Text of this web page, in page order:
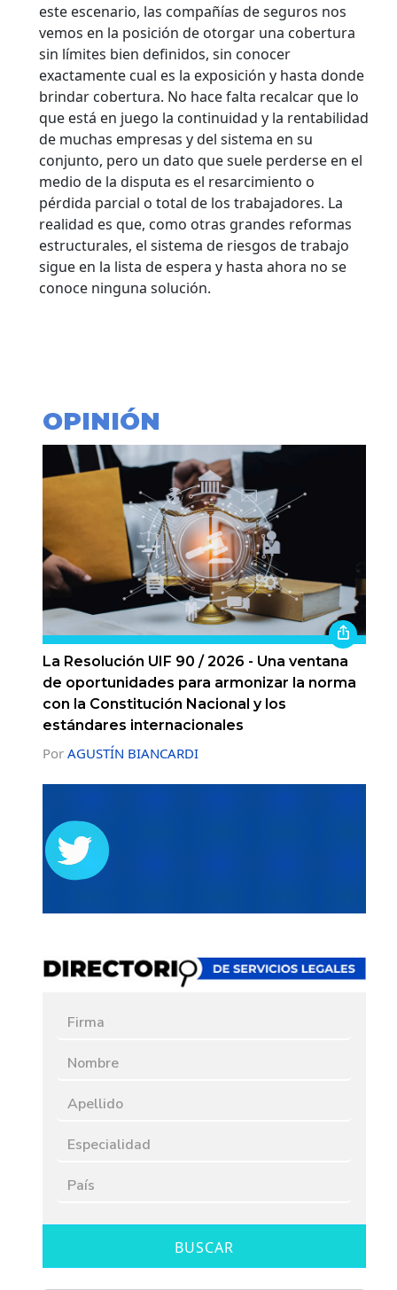
este escenario, las compañías de seguros nos
vemos en la posición de otorgar una cobertura
sin límites bien definidos, sin conocer
exactamente cual es la exposición y hasta donde
brindar cobertura. No hace falta recalcar que lo
que está en juego la continuidad y la rentabilidad
de muchas empresas y del sistema en su
conjunto, pero un dato que suele perderse en el
medio de la disputa es el resarcimiento o
pérdida parcial o total de los trabajadores. La
realidad es que, como otras grandes reformas
estructurales, el sistema de riesgos de trabajo
sigue en la lista de espera y hasta ahora no se
conoce ninguna solución.
OPINIÓN
La Resolución UIF 90 / 2026 - Una ventana
de oportunidades para armonizar la norma
con la Constitución Nacional y los
estándares internacionales
Por AGUSTÍN BIANCARDI
BUSCAR